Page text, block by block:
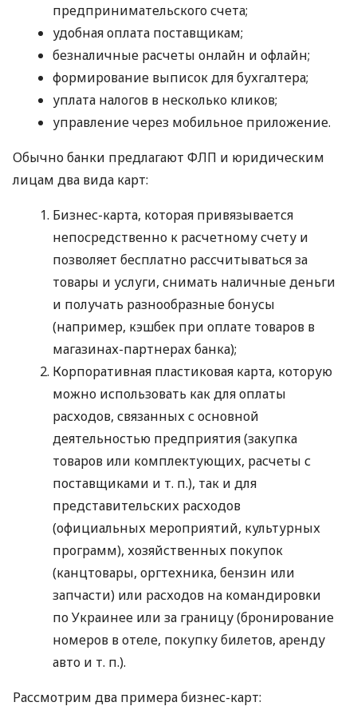
предпринимательского счета;
удобная оплата поставщикам;
безналичные расчеты онлайн и офлайн;
формирование выписок для бухгалтера;
уплата налогов в несколько кликов;
управление через мобильное приложение.
Обычно банки предлагают ФЛП и юридическим
лицам два вида карт:
Бизнес-карта, которая привязывается
непосредственно к расчетному счету и
позволяет бесплатно рассчитываться за
товары и услуги, снимать наличные деньги
и получать разнообразные бонусы
(например, кэшбек при оплате товаров в
магазинах-партнерах банка);
Корпоративная пластиковая карта, которую
можно использовать как для оплаты
расходов, связанных с основной
деятельностью предприятия (закупка
товаров или комплектующих, расчеты с
поставщиками и т. п.), так и для
представительских расходов
(официальных мероприятий, культурных
программ), хозяйственных покупок
(канцтовары, оргтехника, бензин или
запчасти) или расходов на командировки
по Украинее или за границу (бронирование
номеров в отеле, покупку билетов, аренду
авто и т. п.).
Рассмотрим два примера бизнес-карт: